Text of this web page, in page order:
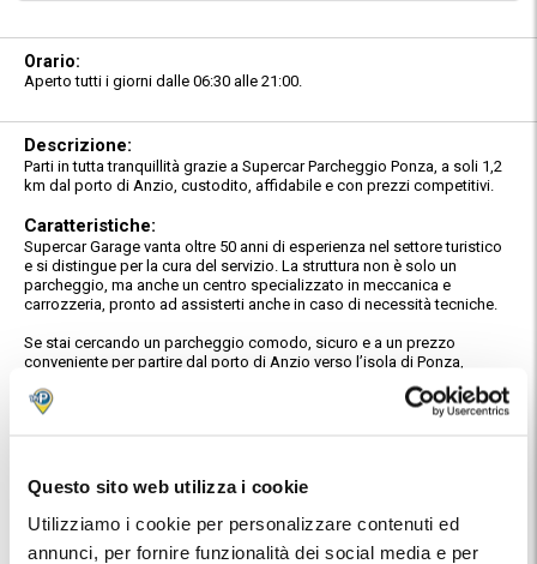
Questo sito web utilizza i cookie
Utilizziamo i cookie per personalizzare contenuti ed
annunci, per fornire funzionalità dei social media e per
Orario:
Aperto tutti i giorni dalle 06:30 alle 21:00.
Descrizione:
Parti in tutta tranquillità grazie a Supercar Parcheggio Ponza, a soli 1,2
km dal porto di Anzio, custodito, affidabile e con prezzi competitivi.
Caratteristiche:
Supercar Garage vanta oltre 50 anni di esperienza nel settore turistico
e si distingue per la cura del servizio. La struttura non è solo un
parcheggio, ma anche un centro specializzato in meccanica e
carrozzeria, pronto ad assisterti anche in caso di necessità tecniche.
Se stai cercando un parcheggio comodo, sicuro e a un prezzo
conveniente per partire dal porto di Anzio verso l’isola di Ponza,
distanza dal porto, proprio di fronte al cimitero comunale di Anzio, il
parcheggio rappresenta un nodo di scambio perfetto per i viaggiatori
La struttura è custodita 24 ore su 24, recintata e sorvegliata, per
garantire la massima sicurezza del tuo veicolo durante l’assenza. I
collaboratori, facilmente riconoscibili grazie alle magliette con il logo
"Supercar Garage", sono sempre pronti ad accoglierti con
professionalità e cortesia.